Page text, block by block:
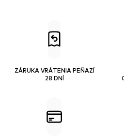
ZÁRUKA VRÁTENIA PEŇAZÍ
28 DNÍ